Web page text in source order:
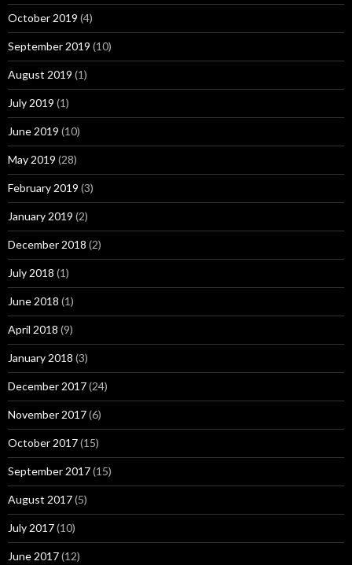
October 2019 (4)
September 2019 (10)
August 2019 (1)
July 2019 (1)
June 2019 (10)
May 2019 (28)
February 2019 (3)
January 2019 (2)
December 2018 (2)
July 2018 (1)
June 2018 (1)
April 2018 (9)
January 2018 (3)
December 2017(24)
November 2017(6)
October 2017(15)
September 2017(15)
August 2017(5)
July 2017(10)
June 2017(12)